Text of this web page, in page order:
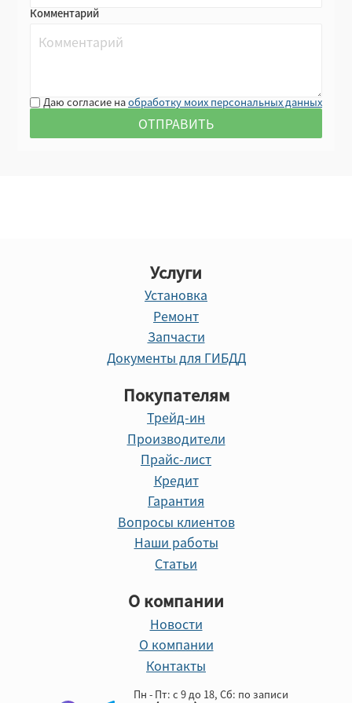
Комментарий
Даю согласие наобработку моих персональных данных
Услуги
Установка
Ремонт
Запчасти
Документы для ГИБДД
Покупателям
Трейд-ин
Производители
Прайс-лист
Кредит
Гарантия
Вопросы клиентов
Наши работы
Статьи
О компании
Новости
О компании
Контакты
Пн - Пт: с 9 до 18, Cб: по записи